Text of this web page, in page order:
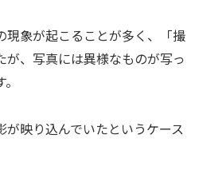
現象が起こることが多く、「撮
が、写真には異様なものが写っ
が映り込んでいたというケース